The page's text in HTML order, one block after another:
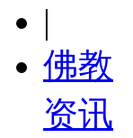
|
佛教
资讯